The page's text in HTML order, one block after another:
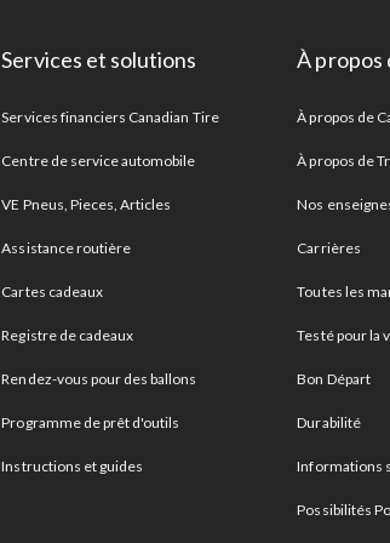
Services et solutions
Services financiers Canadian Tire
Centre de service automobile
VE Pneus, Pieces, Articles
Assistance routière
Cartes cadeaux
Registre de cadeaux
Rendez-vous pour des ballons
Programme de prêt d'outils
Instructions et guides
À propos
À propos de
À propos de
Nos
Carrières
Toutes les
Testé pour la
Bon Départ
Durabilité
Informations
Possibilités